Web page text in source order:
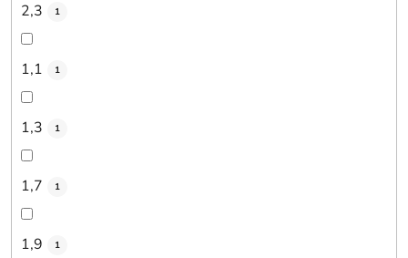
2,3 1
1,1 1
1,3 1
1,7 1
1,9 1